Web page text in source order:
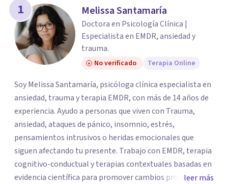
1 Melissa Santamaría
Doctora en Psicología Clínica |
Especialista en EMDR, ansiedad y
trauma.
No verificado Terapia Online
Soy Melissa Santamaría, psicóloga clínica especialista en
ansiedad, trauma y terapia EMDR, con más de 14 años de
experiencia. Ayudo a personas que viven con Trauma,
ansiedad, ataques de pánico, insomnio, estrés,
pensamientos intrusivos o heridas emocionales que
siguen afectando tu presente. Trabajo con EMDR, terapia
cognitivo-conductual y terapias contextuales basadas en
evidencia científica para promover cambios profundos y
leer más